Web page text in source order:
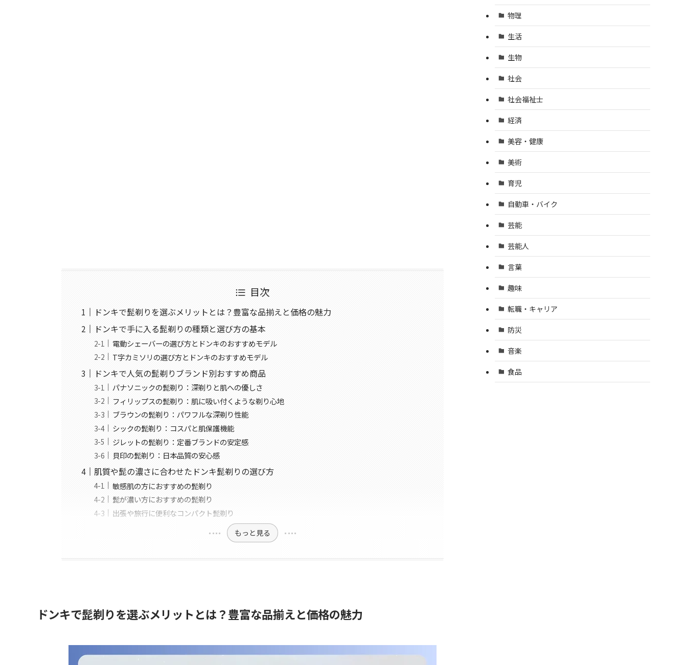
目次
ドンキで髭剃りを選ぶメリットとは？豊富な品揃えと価格の魅力
ドンキで手に入る髭剃りの種類と選び方の基本
電動シェーバーの選び方とドンキのおすすめモデル
T字カミソリの選び方とドンキのおすすめモデル
ドンキで人気の髭剃りブランド別おすすめ商品
パナソニックの髭剃り：深剃りと肌への優しさ
フィリップスの髭剃り：肌に吸い付くような剃り心地
ブラウンの髭剃り：パワフルな深剃り性能
シックの髭剃り：コスパと肌保護機能
ジレットの髭剃り：定番ブランドの安定感
貝印の髭剃り：日本品質の安心感
肌質や髭の濃さに合わせたドンキ髭剃りの選び方
敏感肌の方におすすめの髭剃り
髭が濃い方におすすめの髭剃り
出張や旅行に便利なコンパクト髭剃り
もっと見る
ドンキで髭剃りを選ぶメリットとは？豊富な品揃えと価格の魅力
物理
生活
生物
社会
社会福祉士
経済
美容・健康
美術
育児
自動車・バイク
芸能
芸能人
言葉
趣味
転職・キャリア
防災
音楽
食品